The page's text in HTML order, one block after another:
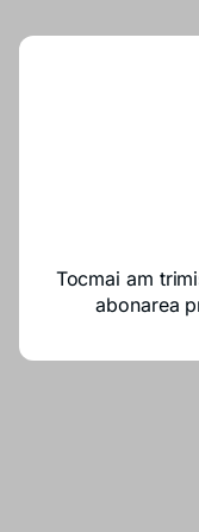
Tocmai am
abonarea